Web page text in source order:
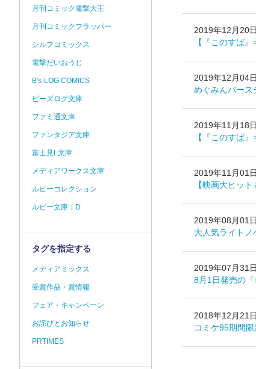
2019年12月20日
【『このすば
2019年12月04日
めぐみんバース
2019年11月18日
【『このすば
2019年11月01日
【映画大ヒッ
2019年08月01日
大人気ライトノ
2019年07月31日
8月1日発売の
2018年12月21日
コミケ95期間
月刊コミック電撃大王
月刊コミックフラッパー
シルフコミックス
電撃だいおうじ
B's-LOG COMICS
ビーズログ文庫
ファミ通文庫
ファンタジア文庫
富士見L文庫
メディアワークス文庫
ルビーコレクション
ルビー文庫：D
タグを指定する
メディアミックス
受賞作品・賞情報
フェア・キャンペーン
お詫びとお知らせ
PRTIMES